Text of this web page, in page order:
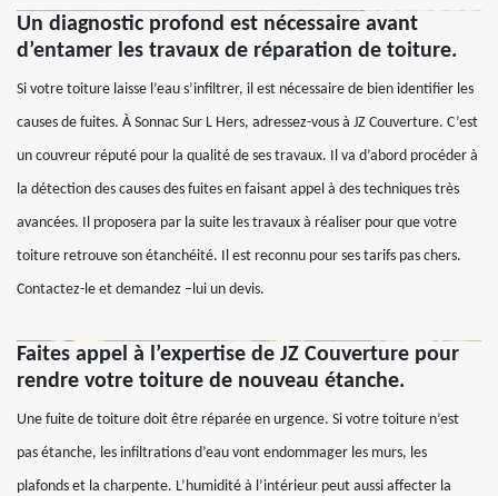
Un diagnostic profond est nécessaire avant
d’entamer les travaux de réparation de toiture.
Si votre toiture laisse l’eau s’infiltrer, il est nécessaire de bien identifier les
causes de fuites. À Sonnac Sur L Hers, adressez-vous à JZ Couverture. C’est
un couvreur réputé pour la qualité de ses travaux. Il va d’abord procéder à
la détection des causes des fuites en faisant appel à des techniques très
avancées. Il proposera par la suite les travaux à réaliser pour que votre
toiture retrouve son étanchéité. Il est reconnu pour ses tarifs pas chers.
Contactez-le et demandez –lui un devis.
Faites appel à l’expertise de JZ Couverture pour
rendre votre toiture de nouveau étanche.
Une fuite de toiture doit être réparée en urgence. Si votre toiture n’est
pas étanche, les infiltrations d’eau vont endommager les murs, les
plafonds et la charpente. L’humidité à l’intérieur peut aussi affecter la